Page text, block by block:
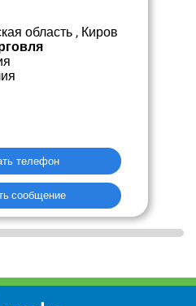
область , Киров
Показать телефон
сообщение